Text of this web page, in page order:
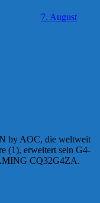
7. August
by AOC, die weltweit
(1), erweitert sein G4-
CQ32G4ZA.